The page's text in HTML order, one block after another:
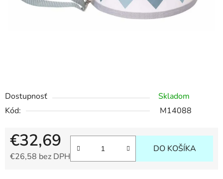
Dostupnosť
Skladom
Kód:
M14088
€32,69
€26,58 bez DPH
DO KOŠÍKA